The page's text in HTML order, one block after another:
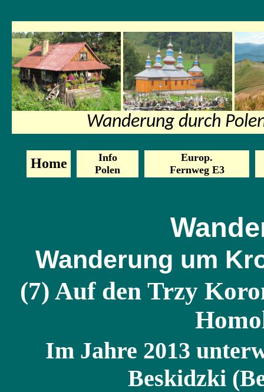
Wanderung durch
Home
Info
Polen
Europ.
Fernweg E3
Wanderung um
(7) Auf den Trzy
Im Jahre 2013
Beskidzki